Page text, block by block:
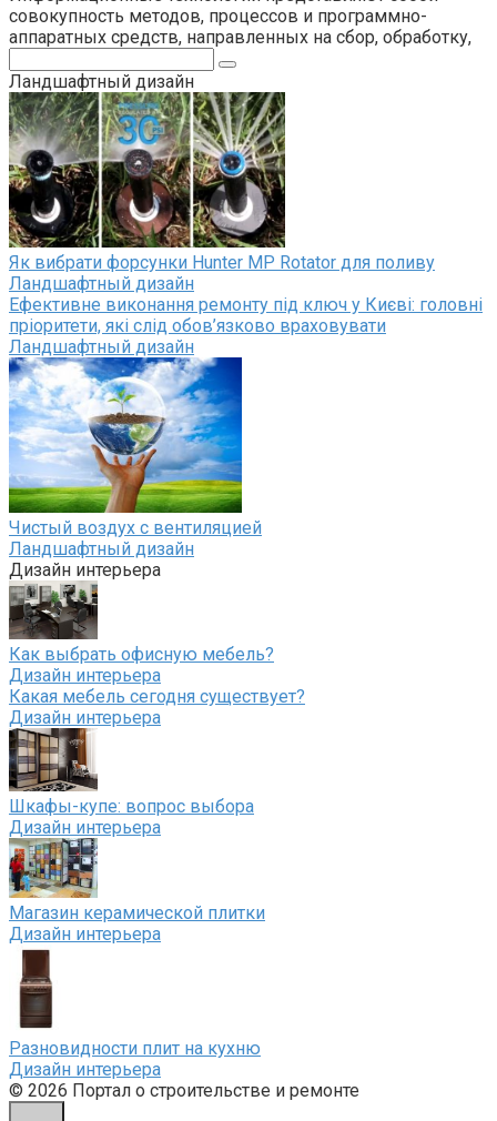
совокупность методов, процессов и программно-
аппаратных средств, направленных на сбор, обработку,
Ландшафтный дизайн
Як вибрати форсунки Hunter MP Rotator для поливу
Ландшафтный дизайн
Ефективне виконання ремонту під ключ у Києві: головні
пріоритети, які слід обов’язково враховувати
Ландшафтный дизайн
Чистый воздух с вентиляцией
Ландшафтный дизайн
Дизайн интерьера
Как выбрать офисную мебель?
Дизайн интерьера
Какая мебель сегодня существует?
Дизайн интерьера
Шкафы-купе: вопрос выбора
Дизайн интерьера
Магазин керамической плитки
Дизайн интерьера
Разновидности плит на кухню
Дизайн интерьера
© 2026 Портал о строительстве и ремонте